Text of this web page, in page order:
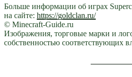
Больше информации об играх
на сайте: https://goldclan.ru/
© Minecraft-Guide.ru
Изображения, торговые марки и
собственностью соответствующих